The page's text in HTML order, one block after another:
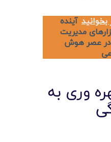
آینده
مدیریت
در عصر هوش
وری به